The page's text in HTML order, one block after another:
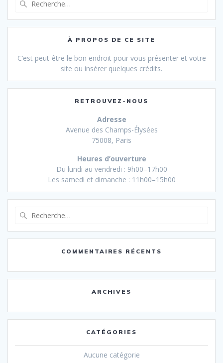
:
À PROPOS DE CE SITE
C’est peut-être le bon endroit pour vous présenter et votre
site ou insérer quelques crédits.
RETROUVEZ-NOUS
Adresse
Avenue des Champs-Élysées
75008, Paris
Heures d’ouverture
Du lundi au vendredi : 9h00–17h00
Les samedi et dimanche : 11h00–15h00
:
COMMENTAIRES RÉCENTS
ARCHIVES
CATÉGORIES
Aucune catégorie